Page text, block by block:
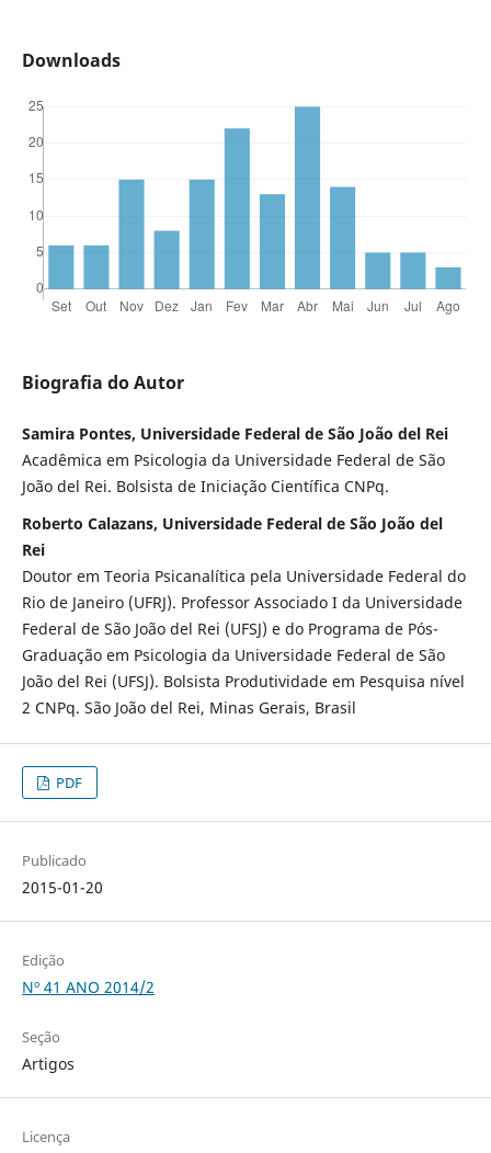
Downloads
Biografia do Autor
Samira Pontes, Universidade Federal de São João del Rei
Acadêmica em Psicologia da Universidade Federal de São
João del Rei. Bolsista de Iniciação Científica CNPq.
Roberto Calazans, Universidade Federal de São João del
Rei
Doutor em Teoria Psicanalítica pela Universidade Federal do
Rio de Janeiro (UFRJ). Professor Associado I da Universidade
Federal de São João del Rei (UFSJ) e do Programa de Pós-
Graduação em Psicologia da Universidade Federal de São
João del Rei (UFSJ). Bolsista Produtividade em Pesquisa nível
2 CNPq. São João del Rei, Minas Gerais, Brasil
PDF
Publicado
2015-01-20
Edição
Nº 41 ANO 2014/2
Seção
Artigos
Licença